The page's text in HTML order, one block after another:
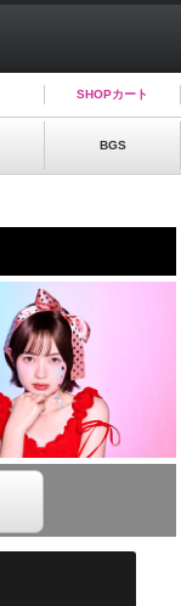
SHOPカート
BGS